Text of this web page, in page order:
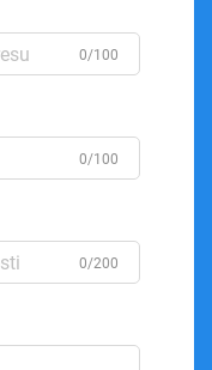
0/100
0/100
0/200